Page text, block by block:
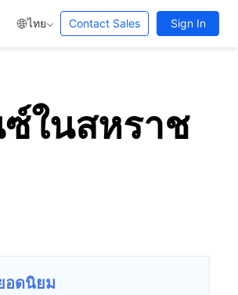
ไทย Contact Sales Sign In
ในสหราช
อดนิยม